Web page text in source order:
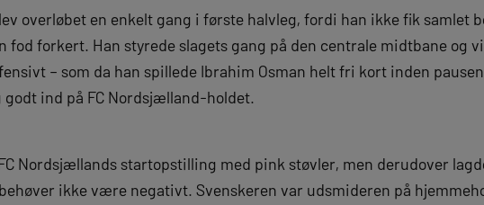
overløbet en enkelt gang i første halvleg, fordi han ikke fik samlet
fod forkert. Han styrede slagets gang på den centrale midtbane og
– som da han spillede Ibrahim Osman helt fri kort inden
godt ind på FC Nordsjælland-holdet.
Nordsjællands startopstilling med pink støvler, men derudover
ikke være negativt. Svenskeren var udsmideren på